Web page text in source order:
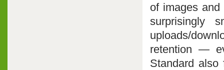
of images
surprisingly
uploads/
retention —
Standard also